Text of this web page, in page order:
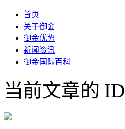
首页
关于御金
御金优势
新闻资讯
御金国际百科
当前文章的